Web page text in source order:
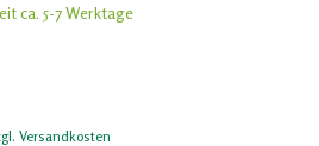
ca. 5-7 Werktage
Versandkosten